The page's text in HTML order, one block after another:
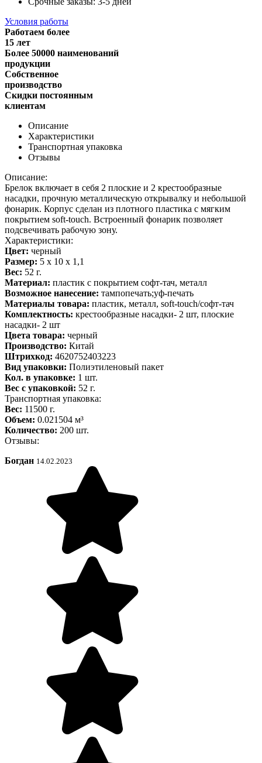
Условия работы
Работаем более
15 лет
Более 50000 наименований
продукции
Собственное
производство
Скидки постоянным
клиентам
Описание
Характеристики
Транспортная упаковка
Отзывы
Описание:
Брелок включает в себя 2 плоские и 2 крестообразные
насадки, прочную металлическую открывалку и небольшой
фонарик. Корпус сделан из плотного пластика с мягким
покрытием soft-touch. Встроенный фонарик позволяет
подсвечивать рабочую зону.
Характеристики:
Цвет: черный
Размер: 5 х 10 х 1,1
Вес: 52 г.
Материал: пластик с покрытием софт-тач, металл
Возможное нанесение: тампопечать;уф-печать
Материалы товара: пластик, металл, soft-touch/софт-тач
Комплектность: крестообразные насадки- 2 шт, плоские
насадки- 2 шт
Цвета товара: черный
Производство: Китай
Штрихкод: 4620752403223
Вид упаковки: Полиэтиленовый пакет
Кол. в упаковке: 1 шт.
Вес с упаковкой: 52 г.
Транспортная упаковка:
Вес: 11500 г.
Объем: 0.021504 м³
Количество: 200 шт.
Отзывы:
Богдан 14.02.2023